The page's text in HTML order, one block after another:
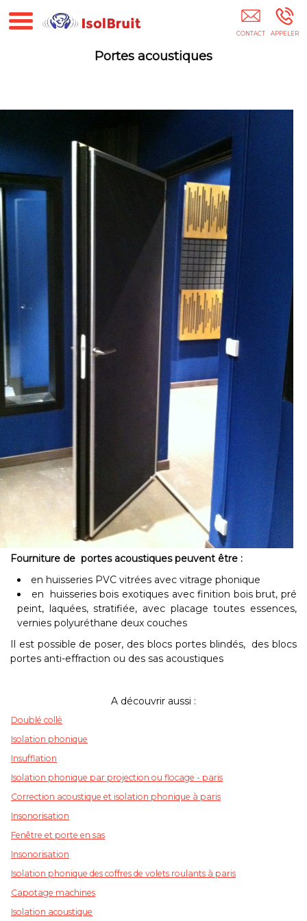
Isolbruit Habitat Systèmes 75
Portes acoustiques
Fourniture de portes acoustiques peuvent être :
en huisseries PVC vitrées avec vitrage phonique
en huisseries bois exotiques avec finition bois brut, pré
peint, laquées, stratifiée, avec placage toutes essences,
vernies polyuréthane deux couches
Il est possible de poser, des blocs portes blindés, des blocs
portes anti-effraction ou des sas acoustiques
A découvrir aussi :
Doublé collé
Isolation phonique
Insufflation
Isolation phonique par projection ou flocage - paris
Correction acoustique et isolation phonique à paris
Insonorisation
Fenêtre et porte en sas
Insonorisation
Isolation phonique des coffres de volets roulants à paris
Capotage machines
Isolation acoustique